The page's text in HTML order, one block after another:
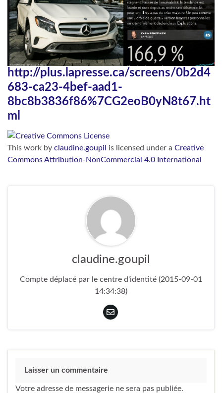
http://plus.lapresse.ca/screens/0b2d4
683-ca23-4bef-aad1-
8bc8b3836f86%7CG2eoB0yN8t67.ht
ml
This work by claudine.goupil is licensed under a Creative
Commons Attribution-NonCommercial 4.0 International
claudine.goupil
Compte déplacé par le centre d'identité (2015-09-01
14:34:38)
Laisser un commentaire
Votre adresse de messagerie ne sera pas publiée.